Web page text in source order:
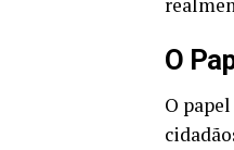
O
O